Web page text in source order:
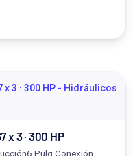
x 3 · 300 HP
Pulg.Conexión